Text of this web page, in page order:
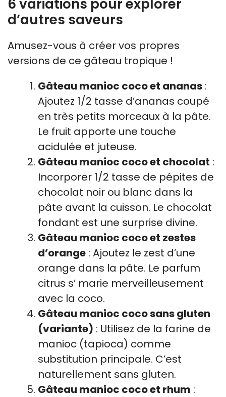
6 variations pour explorer
d’autres saveurs
Amusez-vous à créer vos propres
versions de ce gâteau tropique !
Gâteau manioc coco et ananas :
Ajoutez 1/2 tasse d’ananas coupé
en très petits morceaux à la pâte.
Le fruit apporte une touche
acidulée et juteuse.
Gâteau manioc coco et chocolat :
Incorporer 1/2 tasse de pépites de
chocolat noir ou blanc dans la
pâte avant la cuisson. Le chocolat
fondant est une surprise divine.
Gâteau manioc coco et zestes
d’orange : Ajoutez le zest d’une
orange dans la pâte. Le parfum
citrus s’ marie merveilleusement
avec la coco.
Gâteau manioc coco sans gluten
(variante) : Utilisez de la farine de
manioc (tapioca) comme
substitution principale. C’est
naturellement sans gluten.
Gâteau manioc coco et rhum :